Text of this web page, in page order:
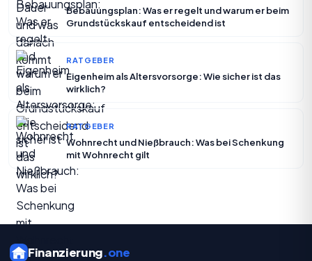
Bebauungsplan: Was er regelt und warum er beim
Grundstückskauf entscheidend ist
RATGEBER
Eigenheim als Altersvorsorge: Wie sicher ist das
wirklich?
RATGEBER
Wohnrecht und Nießbrauch: Was bei Schenkung
mit Wohnrecht gilt
Finanzierung.one